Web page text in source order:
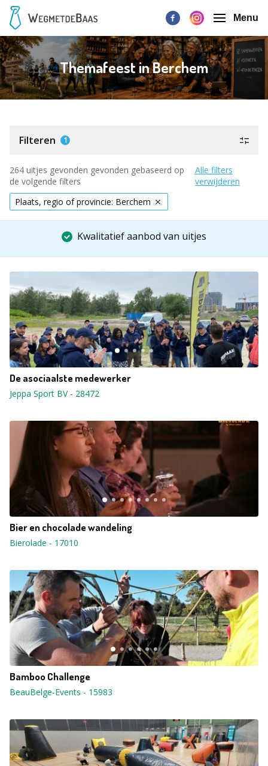
Menu
Themafeest in Berchem
Filteren 1
264 uitjes gevonden gevonden gebaseerd op
de volgende filters
Alle filters
verwijderen
Plaats, regio of provincie: Berchem
Kwalitatief aanbod van uitjes
De asociaalste medewerker
Jeppa Sport BV- 28472
Bier en chocolade wandeling
Bierolade - 17010
Bamboo Challenge
BeauBelge-Events - 15983